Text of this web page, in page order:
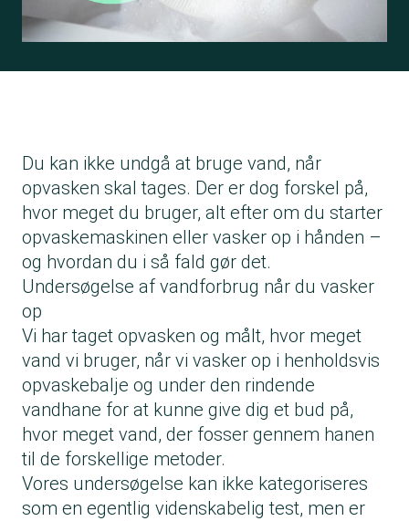
Du kan ikke undgå at bruge vand, når
opvasken skal tages. Der er dog forskel på,
hvor meget du bruger, alt efter om du starter
opvaskemaskinen eller vasker op i hånden –
og hvordan du i så fald gør det.
Undersøgelse af vandforbrug når du vasker
op
Vi har taget opvasken og målt, hvor meget
vand vi bruger, når vi vasker op i henholdsvis
opvaskebalje og under den rindende
vandhane for at kunne give dig et bud på,
hvor meget vand, der fosser gennem hanen
til de forskellige metoder.
Vores undersøgelse kan ikke kategoriseres
som en egentlig videnskabelig test, men er